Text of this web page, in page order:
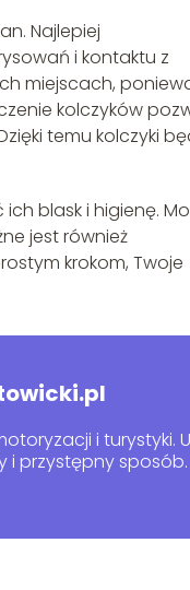
Najlepiej
i kontaktu z
miejscach,
kolczyków
temu kolczyki
blask i higienę.
jest również
krokom, Twoje
i turystyki.
przystępny